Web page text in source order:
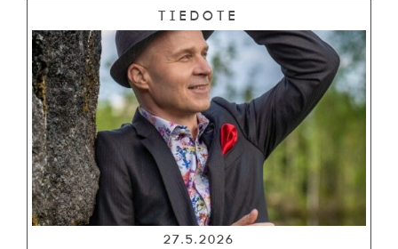
Tiedote
27.5.2026